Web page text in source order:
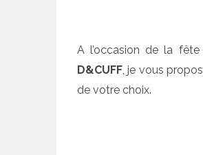
A l’occasion de la
D&CUFF, je vous
de votre choix.